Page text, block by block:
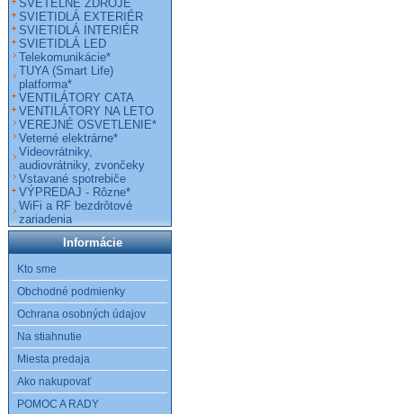
SVETELNÉ ZDROJE
SVIETIDLÁ EXTERIÉR
SVIETIDLÁ INTERIÉR
SVIETIDLÁ LED
Telekomunikácie*
TUYA (Smart Life)
platforma*
VENTILÁTORY CATA
VENTILÁTORY NA LETO
VEREJNÉ OSVETLENIE*
Veterné elektrárne*
Videovrátniky,
audiovrátniky, zvončeky
Vstavané spotrebiče
VÝPREDAJ - Rôzne*
WiFi a RF bezdrôtové
zariadenia
Informácie
Kto sme
Obchodné podmienky
Ochrana osobných údajov
Na stiahnutie
Miesta predaja
Ako nakupovať
POMOC A RADY